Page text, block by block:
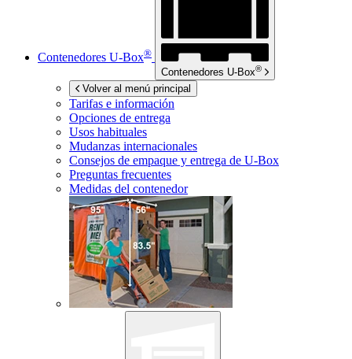
Contenedores U-Box®
Contenedores U-Box®
Volver al menú principal
Tarifas e información
Opciones de entrega
Usos habituales
Mudanzas internacionales
Consejos de empaque y entrega de U-Box
Preguntas frecuentes
Medidas del contenedor